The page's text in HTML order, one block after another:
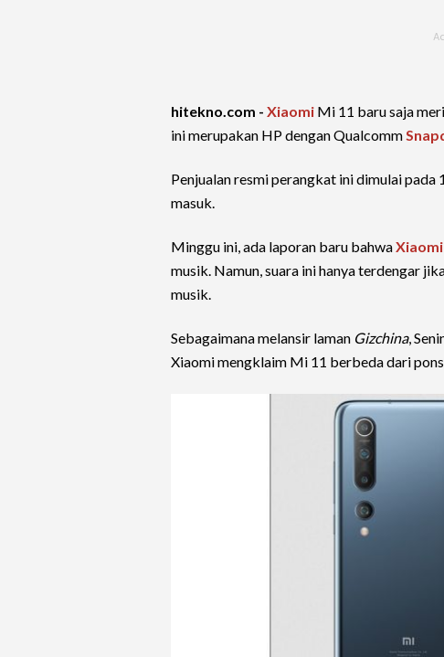
hitekno.com - Xiaomi Mi 11 baru saja
ini merupakan HP dengan Qualcomm
Penjualan resmi perangkat ini dimulai pada
masuk.
Minggu ini, ada laporan baru bahwa
musik. Namun, suara ini hanya terdengar
musik.
Sebagaimana melansir laman Gizchina,
Xiaomi mengklaim Mi 11 berbeda dari